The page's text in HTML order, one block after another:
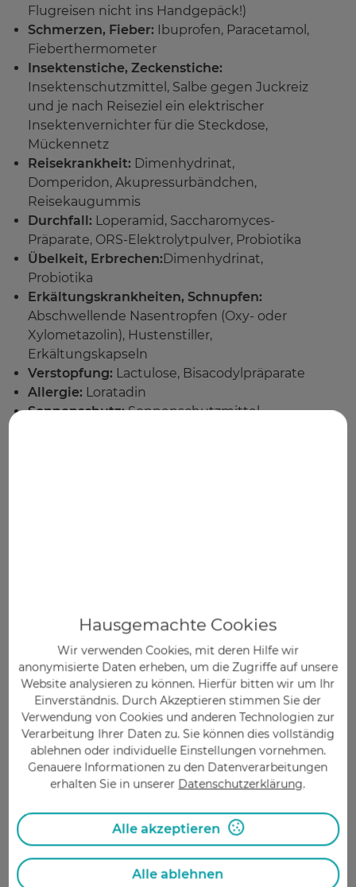
Hausgemachte Cookies
Wir verwenden Cookies, mit deren Hilfe wir
anonymisierte Daten erheben, um die Zugriffe auf unsere
Website analysieren zu können. Hierfür bitten wir um Ihr
Einverständnis. Durch Akzeptieren stimmen Sie der
Verwendung von Cookies und anderen Technologien zur
Verarbeitung Ihrer Daten zu. Sie können dies vollständig
ablehnen oder individuelle Einstellungen vornehmen.
Genauere Informationen zu den Datenverarbeitungen
erhalten Sie in unserer Datenschutzerklärung.
Alle akzeptieren
Alle ablehnen
Flugreisen nicht ins Handgepäck!)
Schmerzen, Fieber: Ibuprofen, Paracetamol,
Fieberthermometer
Insektenstiche, Zeckenstiche:
Insektenschutzmittel, Salbe gegen Juckreiz
und je nach Reiseziel ein elektrischer
Insektenvernichter für die Steckdose,
Mückennetz
Reisekrankheit: Dimenhydrinat,
Domperidon, Akupressurbändchen,
Reisekaugummis
Durchfall: Loperamid, Saccharomyces-
Präparate, ORS-Elektrolytpulver, Probiotika
Übelkeit, Erbrechen:Dimenhydrinat,
Probiotika
Erkältungskrankheiten, Schnupfen:
Abschwellende Nasentropfen (Oxy- oder
Xylometazolin), Hustenstiller,
Erkältungskapseln
Verstopfung: Lactulose, Bisacodylpräparate
Allergie: Loratadin
Sonnenschutz:Sonnenschutzmittel,
Mit diesen Tipps bleibt man auf Reisen
Beim Baden oder Wandern im Urlaub gibt es
schnell einmal kleinere Verletzungen.
Apothekerin Stephanie Isensee rät: „Jede
Wunde sollte mit einem Desinfektionsmittel
behandelt werden, damit sich aus einer
kleinen, harmlosen Wunde keine
Blutvergiftung entwickelt. Dazu eignet sich
ein farbloses Wundspray, das beim Auftragen
nicht brennt. Wenn die Wunde blutet, wird sie
mit einem passenden Pflaster verschlossen.“
Schäl es, gar es, koch es oder vergiss es: So
lautet die vorbeugende Regel gegen Durchfall